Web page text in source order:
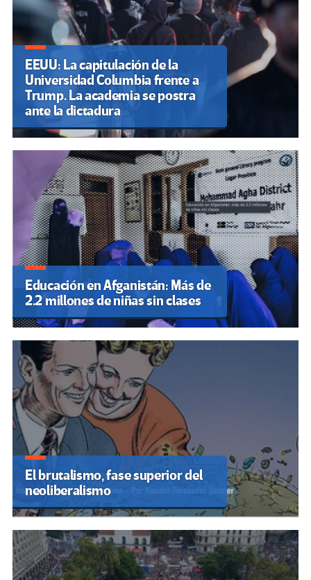
EEUU: La capitulación de la
Universidad Columbia frente a
Trump. La academia se postra
ante la dictadura
Educación en Afganistán: Más de
2.2 millones de niñas sin clases
El brutalismo, fase superior del
neoliberalismo